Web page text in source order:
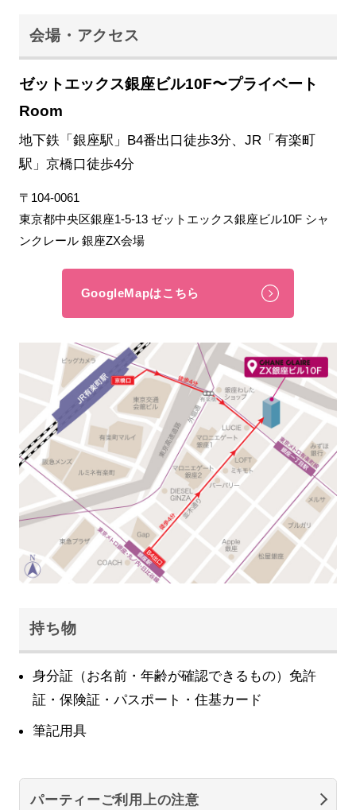
会場・アクセス
ゼットエックス銀座ビル10F〜プライベート
Room
地下鉄「銀座駅」B4番出口徒歩3分、JR「有楽町
駅」京橋口徒歩4分
〒104-0061
東京都中央区銀座1-5-13 ゼットエックス銀座ビル10F シャ
ンクレール 銀座ZX会場
GoogleMapはこちら
持ち物
身分証（お名前・年齢が確認できるもの）免許
証・保険証・パスポート・住基カード
筆記用具
パーティーご利用上の注意